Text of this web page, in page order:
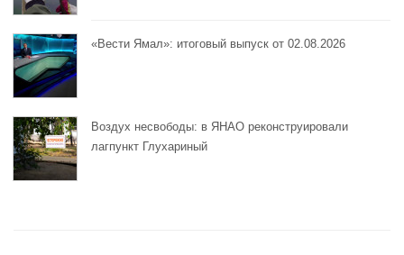
«Вести Ямал»: итоговый выпуск от 02.08.2026
Воздух несвободы: в ЯНАО реконструировали
лагпункт Глухариный